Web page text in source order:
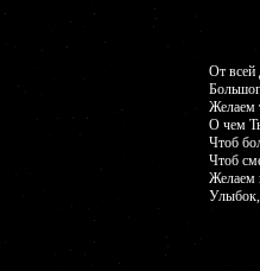
От всей
Желаем
О чем
Чтоб
Чтоб
Желаем
Улыбок,